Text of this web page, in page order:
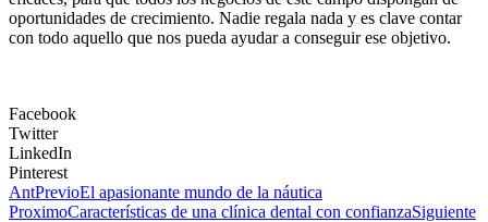
oportunidades de crecimiento. Nadie regala nada y es clave contar
con todo aquello que nos pueda ayudar a conseguir ese objetivo.
Facebook
Twitter
LinkedIn
Pinterest
AntPrevioEl apasionante mundo de la náutica
ProximoCaracterísticas de una clínica dental con confianzaSiguiente